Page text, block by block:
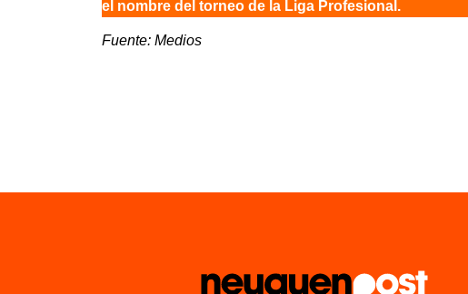
el nombre del torneo de la Liga Profesional.
Fuente: Medios